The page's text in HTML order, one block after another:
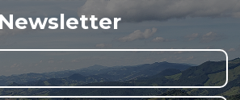
Newsletter